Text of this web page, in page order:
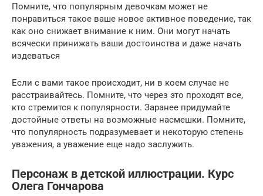
Помните, что популярным девочкам может не
понравиться такое ваше новое активное поведение, так
как оно снижает внимание к ним. Они могут начать
всячески принижать ваши достоинства и даже начать
издеваться
Если с вами такое происходит, ни в коем случае не
расстраивайтесь. Помните, что через это проходят все,
кто стремится к популярности. Заранее придумайте
достойные ответы на возможные насмешки. Помните,
что популярность подразумевает и некоторую степень
уважения, а уважение еще надо заслужить.
Персонаж в детской иллюстрации. Курс
Олега Гончарова